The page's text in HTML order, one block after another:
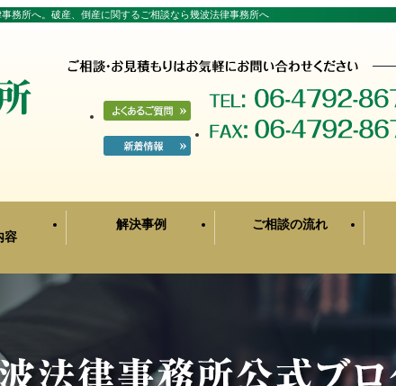
務所へ。破産、倒産に関するご相談なら幾波法律事務所へ
容
解決事例 ご相談の流れ